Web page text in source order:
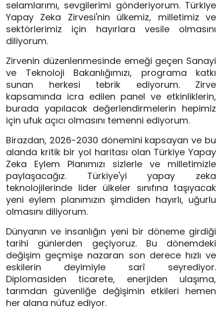
selamlarımı, sevgilerimi gönderiyorum. Türkiye
Yapay Zeka Zirvesi'nin ülkemiz, milletimiz ve
sektörlerimiz için hayırlara vesile olmasını
diliyorum.
Zirvenin düzenlenmesinde emeği geçen Sanayi
ve Teknoloji Bakanlığımızı, programa katkı
sunan herkesi tebrik ediyorum. Zirve
kapsamında icra edilen panel ve etkinliklerin,
burada yapılacak değerlendirmelerin hepimiz
için ufuk açıcı olmasını temenni ediyorum.
Birazdan, 2026-2030 dönemini kapsayan ve bu
alanda kritik bir yol haritası olan Türkiye Yapay
Zeka Eylem Planımızı sizlerle ve milletimizle
paylaşacağız. Türkiye'yi yapay zeka
teknolojilerinde lider ülkeler sınıfına taşıyacak
yeni eylem planımızın şimdiden hayırlı, uğurlu
olmasını diliyorum.
Dünyanın ve insanlığın yeni bir döneme girdiği
tarihi günlerden geçiyoruz. Bu dönemdeki
değişim geçmişe nazaran son derece hızlı ve
eskilerin deyimiyle sarî seyrediyor.
Diplomasiden ticarete, enerjiden ulaşıma,
tarımdan güvenliğe değişimin etkileri hemen
her alana nüfuz ediyor.